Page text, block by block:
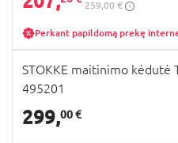
259,00 €
Perkant papildomą prekę
STOKKE maitinimo kėdutė
495201
299,00 €